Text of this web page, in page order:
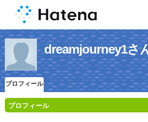
dreamjourney1さ
プロフィール
プロフィール